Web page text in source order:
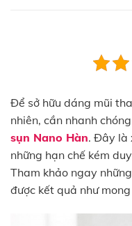
Để sở hữu dáng mũi
nhiên, cần nhanh
sụn Nano Hàn. Đây là
những hạn chế kém
Tham khảo ngay
được kết quả như